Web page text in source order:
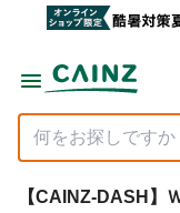
【CAINZ-DASH